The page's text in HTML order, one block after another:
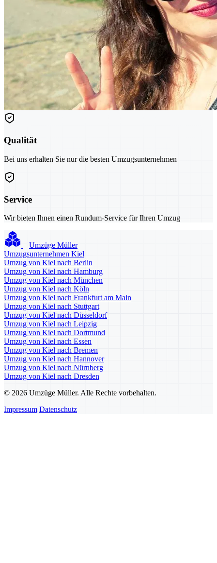
Qualität
Bei uns erhalten Sie nur die besten Umzugsunternehmen
Service
Wir bieten Ihnen einen Rundum-Service für Ihren Umzug
Umzüge Müller
Umzugsunternehmen Kiel
Umzug von Kiel nach Berlin
Umzug von Kiel nach Hamburg
Umzug von Kiel nach München
Umzug von Kiel nach Köln
Umzug von Kiel nach Frankfurt am Main
Umzug von Kiel nach Stuttgart
Umzug von Kiel nach Düsseldorf
Umzug von Kiel nach Leipzig
Umzug von Kiel nach Dortmund
Umzug von Kiel nach Essen
Umzug von Kiel nach Bremen
Umzug von Kiel nach Hannover
Umzug von Kiel nach Nürnberg
Umzug von Kiel nach Dresden
© 2026 Umzüge Müller. Alle Rechte vorbehalten.
Impressum Datenschutz